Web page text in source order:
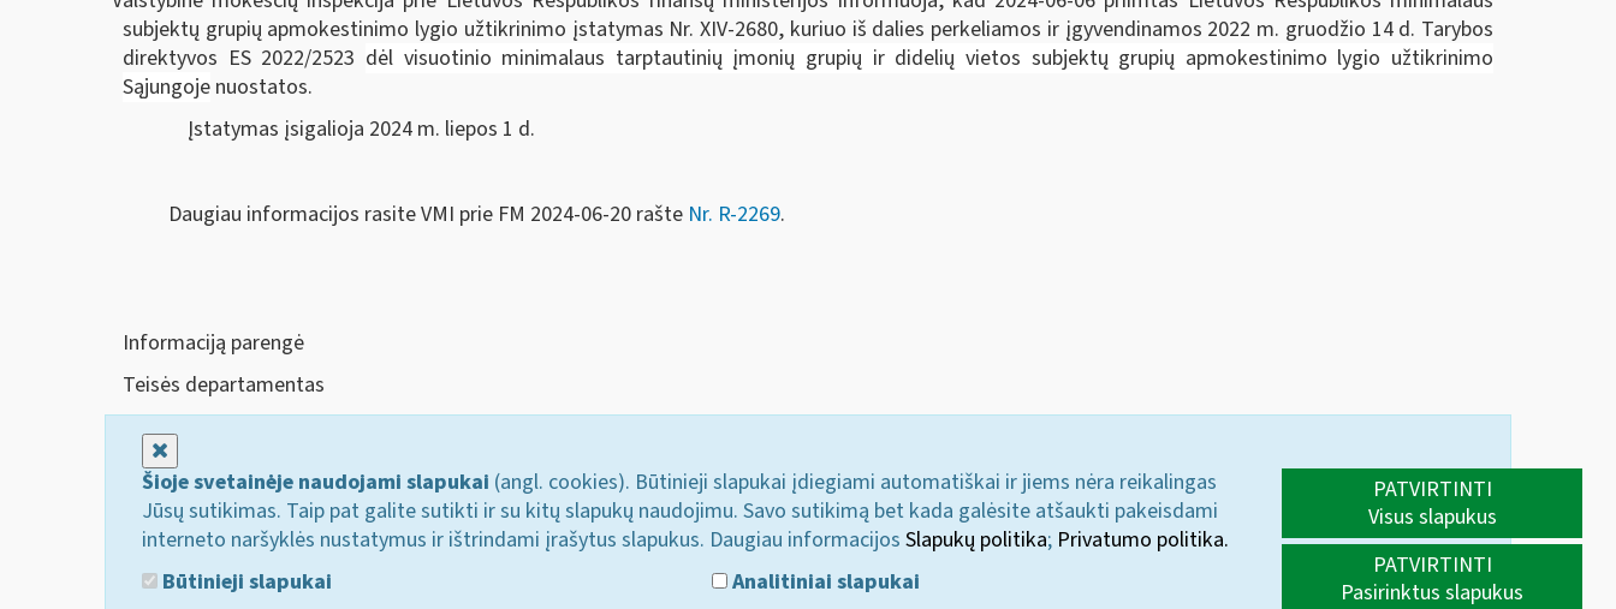
subjektų grupių apmokestinimo lygio užtikrinimo įstatymas Nr. XIV-2680, kuriuo iš dalies perkeliamos ir įgyvendinamos 2022 m. gruodžio 14 d. Tarybos
direktyvos ES 2022/2523 dėl visuotinio minimalaus tarptautinių įmonių grupių ir didelių vietos subjektų grupių apmokestinimo lygio užtikrinimo
Sąjungoje nuostatos.
Įstatymas įsigalioja 2024 m. liepos 1 d.
Daugiau informacijos rasite VMI prie FM 2024-06-20 rašte Nr. R-2269.
Informaciją parengė
Teisės departamentas
Šioje svetainėje naudojami slapukai (angl. cookies). Būtinieji slapukai įdiegiami automatiškai ir jiems nėra reikalingas
Jūsų sutikimas. Taip pat galite sutikti ir su kitų slapukų naudojimu. Savo sutikimą bet kada galėsite atšaukti pakeisdami
interneto naršyklės nustatymus ir ištrindami įrašytus slapukus. Daugiau informacijos Slapukų politika; Privatumo politika.
Būtinieji slapukai
Analitiniai slapukai
PATVIRTINTI
Visus slapukus
PATVIRTINTI
Pasirinktus slapukus